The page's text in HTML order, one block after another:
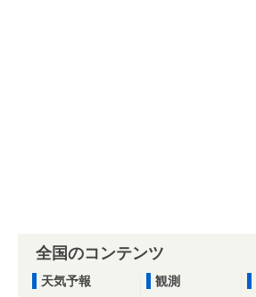
全国のコンテンツ
天気予報
観測